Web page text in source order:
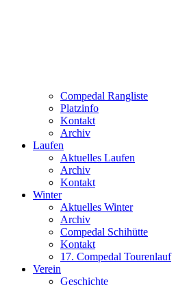
Compedal Rangliste
Platzinfo
Kontakt
Archiv
Laufen
Aktuelles Laufen
Archiv
Kontakt
Winter
Aktuelles Winter
Archiv
Compedal Schihütte
Kontakt
17. Compedal Tourenlauf
Verein
Geschichte